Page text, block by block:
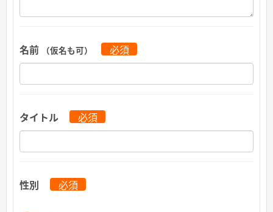
名前 （仮名も可） 必須
タイトル 必須
性別 必須